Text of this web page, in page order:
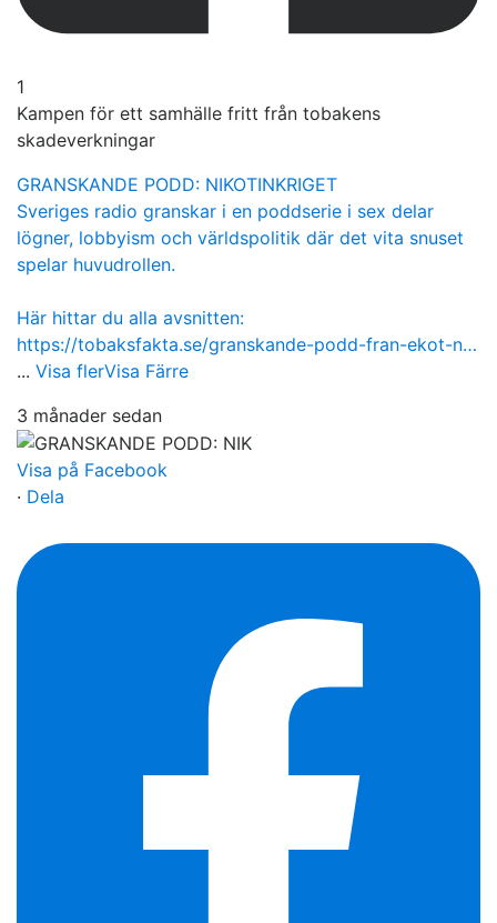
1
Kampen för ett samhälle fritt från tobakens
skadeverkningar
GRANSKANDE PODD: NIKOTINKRIGET
Sveriges radio granskar i en poddserie i sex delar
lögner, lobbyism och världspolitik där det vita snuset
spelar huvudrollen.
Här hittar du alla avsnitten:
https://tobaksfakta.se/granskande-podd-fran-ekot-n…
... Visa flerVisa Färre
3 månader sedan
Visa på Facebook
· Dela